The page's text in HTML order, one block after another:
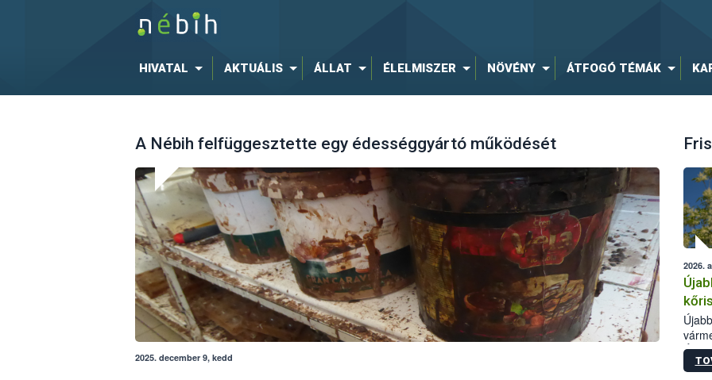
HIVATAL AKTUÁLIS ÁLLAT ÉLELMISZER NÖVÉNY ÁTFOGÓ TÉMÁK
A Nébih felfüggesztette egy édességgyártó működését
2025. december 9, kedd
2026.